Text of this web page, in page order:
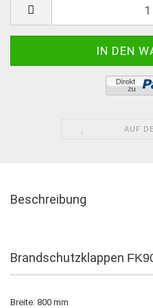
AUF
Beschreibung
Brandschutzklappen
Breite: 800 mm